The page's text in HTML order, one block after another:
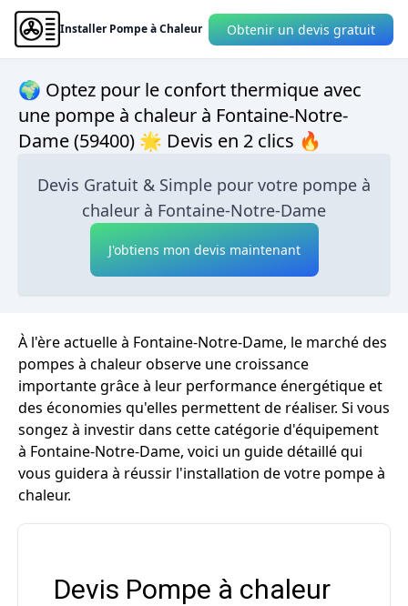
Installer Pompe à Chaleur Obtenir un devis gratuit
🌍 Optez pour le confort thermique avec
une pompe à chaleur à Fontaine-Notre-
Dame (59400) 🌟 Devis en 2 clics 🔥
Devis Gratuit & Simple pour votre pompe à
chaleur à Fontaine-Notre-Dame
J'obtiens mon devis maintenant
À l'ère actuelle à Fontaine-Notre-Dame, le marché des
pompes à chaleur observe une croissance
importante grâce à leur performance énergétique et
des économies qu'elles permettent de réaliser. Si vous
songez à investir dans cette catégorie d'équipement
à Fontaine-Notre-Dame, voici un guide détaillé qui
vous guidera à réussir l'installation de votre pompe à
chaleur.
Devis Pompe à chaleur